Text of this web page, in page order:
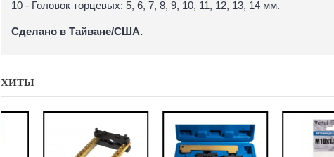
10 - Головок торцевых: 5, 6, 7, 8, 9, 10, 11, 12, 13, 14 мм.
Сделано в Тайване/США.
ХИТЫ